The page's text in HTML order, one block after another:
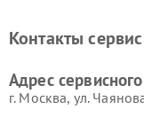
Контакты
Адрес
г. Москва, ул.